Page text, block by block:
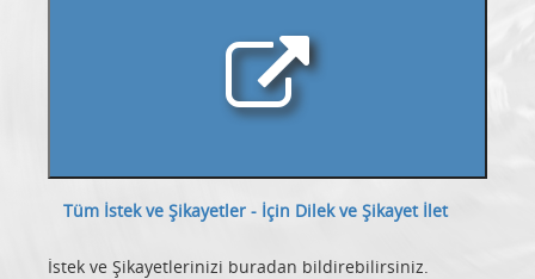
İstek ve Şikayetlerinizi buradan bildirebilirsiniz.